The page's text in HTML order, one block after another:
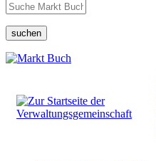
suchen